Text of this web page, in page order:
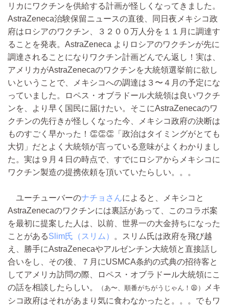
リカにワクチンを供給する計画が怪しくなってきました。
AstraZeneca治験保留ニュースの直後、同日夜メキシコ政
府はロシアのワクチン、３２００万人分を１１月に調達す
ることを発表。AstraZeneca よりロシアのワクチンが先に
調達されることになりワクチン計画どんでん返し！実は、
アメリカがAstraZenecaのワクチンを大統領選挙前に欲し
いということで、メキシコへの調達は３〜４月の予定にな
っていました。ロペス・オブラドール大統領は良いワクチ
ンを、より早く国民に届けたい。そこにAstraZenecaのワ
クチンの先行きが怪しくなった今、メキシコ政府の決断は
ものすごく早かった！👏👏👏「政治はタイミングがとても
大切」だとよく大統領が言っている意味がよくわかりまし
た。実は９月４日の時点で、すでにロシアからメキシコに
ワクチン製造の提携依頼を頂いていたらしい。。。
ユーチューバーのナチョさんによると、メキシコと
AstraZenecaのワクチンには裏話があって、このコラボ案
を最初に提案した人は、以前、世界一の大金持ちになった
ことがあるSlim氏（スリム）
。スリム氏は政府を飛び越
え、勝手にAstraZenecaやアルゼンチン大統領と直接話し
合いをし、その後、７月にUSMCA条約の式典の招待客と
してアメリカ訪問の際、ロペス・オブラドール大統領にこ
の話を相談したらしい。
（あ〜、順番がちがうじゃん！😩）
メキ
シコ政府はそれがあまり気に食わなかったと。。。でもワ